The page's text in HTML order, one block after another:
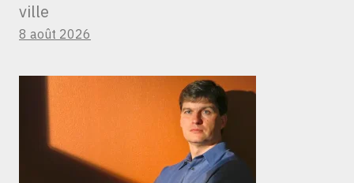
ville
8 août 2026